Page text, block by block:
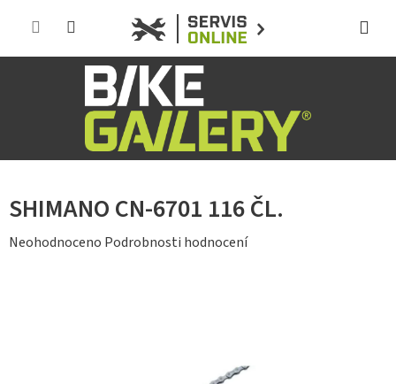
SHIMANO CN-6701 116 ČL.
Průměrné
Neohodnoceno Podrobnosti hodnocení